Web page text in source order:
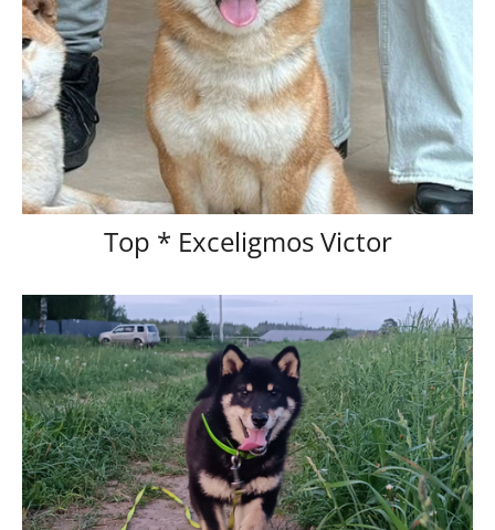
Тор * Exceligmos Victor